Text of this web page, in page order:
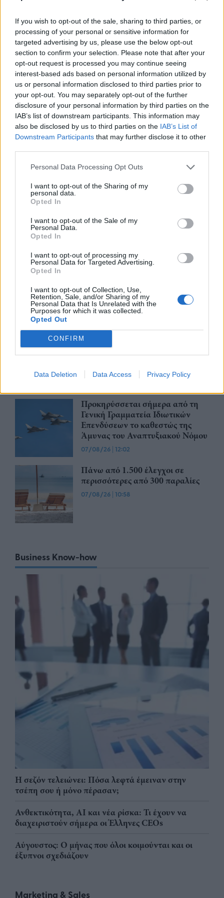
If you wish to opt-out of the sale, sharing to third parties, or
processing of your personal or sensitive information for
targeted advertising by us, please use the below opt-out
section to confirm your selection. Please note that after your
opt-out request is processed you may continue seeing
interest-based ads based on personal information utilized by
us or personal information disclosed to third parties prior to
your opt-out. You may separately opt-out of the further
disclosure of your personal information by third parties on the
IAB’s list of downstream participants. This information may
also be disclosed by us to third parties on the IAB’s List of
Downstream Participants that may further disclose it to other
Personal Data Processing Opt Outs
I want to opt-out of the Sharing of my
personal data.
Opted In
I want to opt-out of the Sale of my
Personal Data.
Opted In
I want to opt-out of processing my
Personal Data for Targeted Advertising.
Opted In
I want to opt-out of Collection, Use,
Retention, Sale, and/or Sharing of my
Personal Data that Is Unrelated with the
Purposes for which it was collected.
Opted Out
CONFIRM
Data Deletion Data Access Privacy Policy
επέκτασης του Μετρό
Θεσσαλονίκης προς την
Καλαμαριά
07/08/26|16:44
Ειδικό Χωροταξικό Πλαίσιο για
τον Τουρισμό: Οι αλλαγές που
εισάγει η νέα ΚΥΑ
07/08/26|16:03
Υπεγράφη η σύμβαση για τα
Συστήματα Αεροναυτιλίας του
Ηρακλείου Κρήτης στο Καστέλλι
07/08/26|15:16
Οκτωβρίου οι εγκύκλιοι που δεν
θα αναρτώνται στις ιστοσελίδες
07/08/26 13:52
Μετρό Θεσσαλονίκης προς την
Καλαμαριά
Μετρό Αθήνας: Στο τελικό στάδιο
η αντικατάσταση σιδηροτροχιών
στις Γραμμές 2 και 3 - Το έργο
ολοκληρώνεται 5 μήνες νωρίτερα
Προκηρύσσεται σήμερα από τη
Γενική Γραμματεία Ιδιωτικών
Επενδύσεων το καθεστώς της
Άμυνας του Αναπτυξιακού Νόμου
07/08/26 | 12:02
Πάνω από 1.500 έλεγχοι σε
περισσότερες από 300 παραλίες
07/08/26 | 10:58
Business Know-how
Η σεζόν τελειώνει: Πόσα λεφτά έμειναν στην
τσέπη σου ή μόνο πέρασαν;
Ανθεκτικότητα, AI και νέα ρίσκα: Τι έχουν να
διαχειριστούν σήμερα οι Έλληνες CEOs
Αύγουστος: Ο μήνας που όλοι κοιμούνται και οι
έξυπνοι σχεδιάζουν
Marketing & Sales